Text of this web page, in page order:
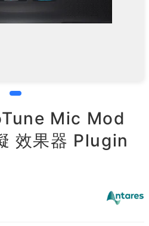
Mic Mod
效果器 Plugin